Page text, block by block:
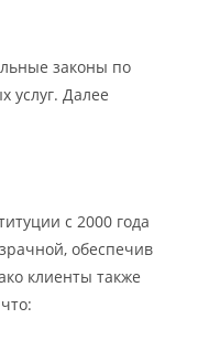
законы по
услуг. Далее
с 2000 года
обеспечив
клиенты также